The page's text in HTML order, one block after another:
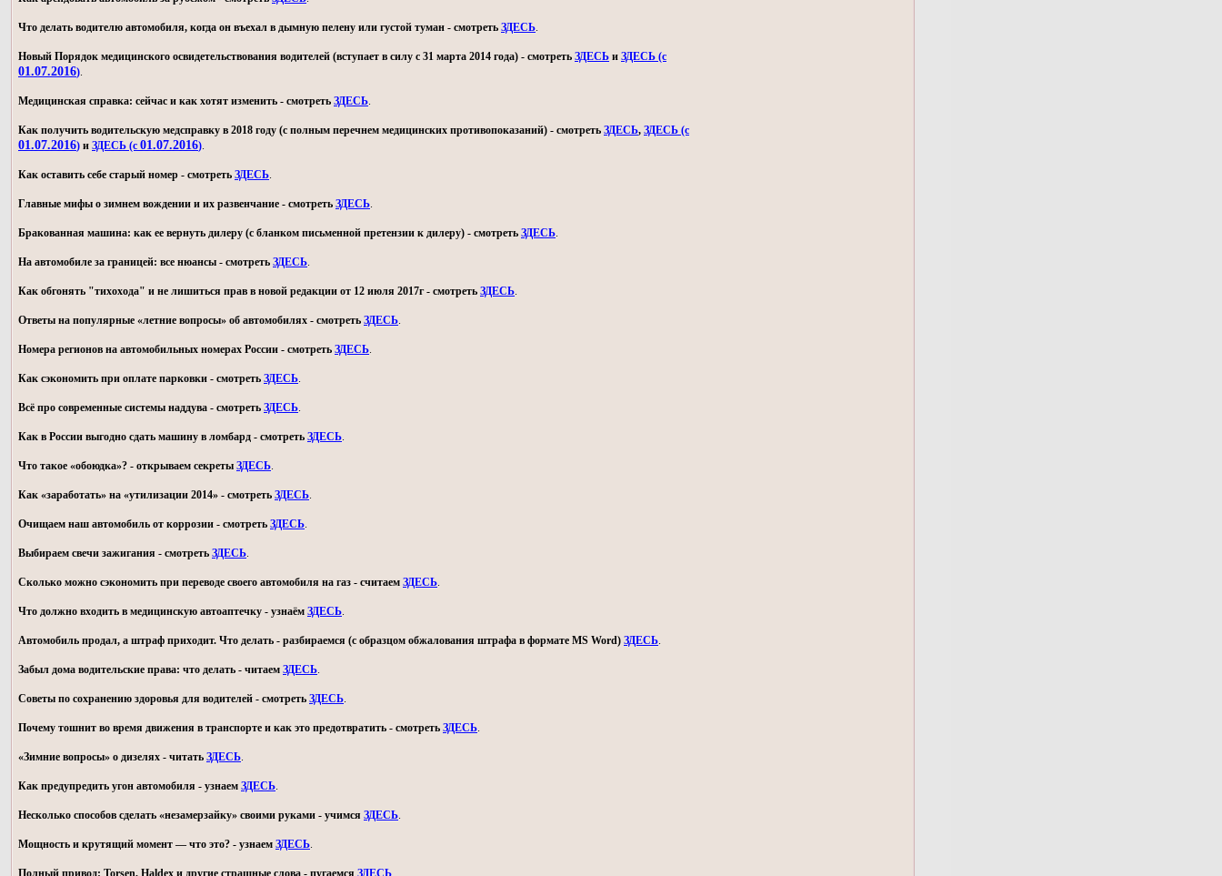
Что делать водителю автомобиля, когда он въехал в дымную пелену или густой туман - смотреть ЗДЕСЬ.
Новый Порядок медицинского освидетельствования водителей (вступает в силу с 31 марта 2014 года) - смотреть ЗДЕСЬ и ЗДЕСЬ (с
01.07.2016).
Медицинская справка: сейчас и как хотят изменить - смотреть ЗДЕСЬ.
Как получить водительскую медсправку в 2018 году (с полным перечнем медицинских противопоказаний) - смотреть ЗДЕСЬ, ЗДЕСЬ (с
01.07.2016) и ЗДЕСЬ (с 01.07.2016).
Как оставить себе старый номер - смотреть ЗДЕСЬ.
Главные мифы о зимнем вождении и их развенчание - смотреть ЗДЕСЬ.
Бракованная машина: как ее вернуть дилеру (с бланком письменной претензии к дилеру) - смотреть ЗДЕСЬ.
На автомобиле за границей: все нюансы - смотреть ЗДЕСЬ.
Как обгонять "тихохода" и не лишиться прав в новой редакции от 12 июля 2017г - смотреть ЗДЕСЬ.
Ответы на популярные «летние вопросы» об автомобилях - смотреть ЗДЕСЬ.
Номера регионов на автомобильных номерах России - смотреть ЗДЕСЬ.
Как сэкономить при оплате парковки - смотреть ЗДЕСЬ.
Всё про современные системы наддува - смотреть ЗДЕСЬ.
Как в России выгодно сдать машину в ломбард - смотреть ЗДЕСЬ.
Что такое «обоюдка»? - открываем секреты ЗДЕСЬ.
Как «заработать» на «утилизации 2014» - смотреть ЗДЕСЬ.
Очищаем наш автомобиль от коррозии - смотреть ЗДЕСЬ.
Выбираем свечи зажигания - смотреть ЗДЕСЬ.
Сколько можно сэкономить при переводе своего автомобиля на газ - считаем ЗДЕСЬ.
Что должно входить в медицинскую автоаптечку - узнаём ЗДЕСЬ.
Автомобиль продал, а штраф приходит. Что делать - разбираемся (с образцом обжалования штрафа в формате MS Word) ЗДЕСЬ.
Забыл дома водительские права: что делать - читаем ЗДЕСЬ.
Советы по сохранению здоровья для водителей - смотреть ЗДЕСЬ.
Почему тошнит во время движения в транспорте и как это предотвратить - смотреть ЗДЕСЬ.
«Зимние вопросы» о дизелях - читать ЗДЕСЬ.
Как предупредить угон автомобиля - узнаем ЗДЕСЬ.
Несколько способов сделать «незамерзайку» своими руками - учимся ЗДЕСЬ.
Мощность и крутящий момент — что это? - узнаем ЗДЕСЬ.
Полный привод: Torsen, Haldex и другие страшные слова - пугаемся ЗДЕСЬ